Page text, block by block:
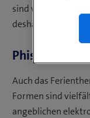
sind weniger
deshalb anfälliger
Phishing aus
Auch das
Formen sind
angeblichen